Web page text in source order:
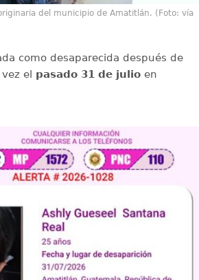
del municipio de Amatitlán. (Foto: vía
como desaparecida después de
el pasado 31 de julioen